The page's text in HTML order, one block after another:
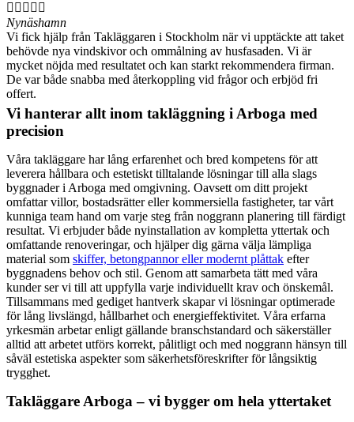
    
Nynäshamn
Vi fick hjälp från Takläggaren i Stockholm när vi upptäckte att taket
behövde nya vindskivor och ommålning av husfasaden. Vi är
mycket nöjda med resultatet och kan starkt rekommendera firman.
De var både snabba med återkoppling vid frågor och erbjöd fri
offert.
Vi hanterar allt inom takläggning i Arboga med
precision
Våra takläggare har lång erfarenhet och bred kompetens för att
leverera hållbara och estetiskt tilltalande lösningar till alla slags
byggnader i Arboga med omgivning. Oavsett om ditt projekt
omfattar villor, bostadsrätter eller kommersiella fastigheter, tar vårt
kunniga team hand om varje steg från noggrann planering till färdigt
resultat. Vi erbjuder både nyinstallation av kompletta yttertak och
omfattande renoveringar, och hjälper dig gärna välja lämpliga
material som skiffer, betongpannor eller modernt plåttak efter
byggnadens behov och stil. Genom att samarbeta tätt med våra
kunder ser vi till att uppfylla varje individuellt krav och önskemål.
Tillsammans med gediget hantverk skapar vi lösningar optimerade
för lång livslängd, hållbarhet och energieffektivitet. Våra erfarna
yrkesmän arbetar enligt gällande branschstandard och säkerställer
alltid att arbetet utförs korrekt, pålitligt och med noggrann hänsyn till
såväl estetiska aspekter som säkerhetsföreskrifter för långsiktig
trygghet.
Takläggare Arboga – vi bygger om hela yttertaket